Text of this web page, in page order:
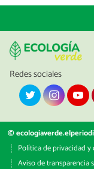
Redes sociales
©
Política de privacidad y
Aviso de transparencia